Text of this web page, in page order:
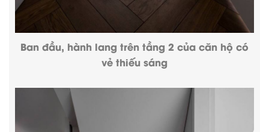
Ban đầu, hành lang trên tầng 2 của căn hộ có
vẻ thiếu sáng